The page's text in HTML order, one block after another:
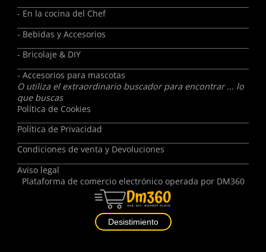
- En la cocina del Chef
- Bebidas y Accesorios
- Bricolaje & DIY
- Accesorios para mascotas
O utiliza el extraordinario buscador para encontrar ... lo
que buscas
Política de Cookies
Política de Privacidad
Condiciones de venta y Devoluciones
Aviso legal
Plataforma de comercio electrónico operada por DM360
Desistimiento